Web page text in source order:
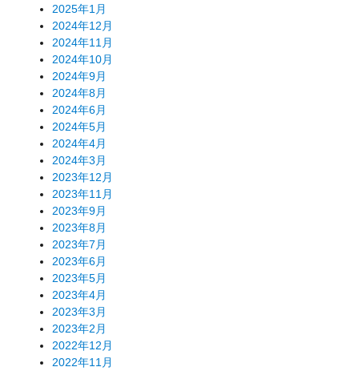
2025年1月
2024年12月
2024年11月
2024年10月
2024年9月
2024年8月
2024年6月
2024年5月
2024年4月
2024年3月
2023年12月
2023年11月
2023年9月
2023年8月
2023年7月
2023年6月
2023年5月
2023年4月
2023年3月
2023年2月
2022年12月
2022年11月